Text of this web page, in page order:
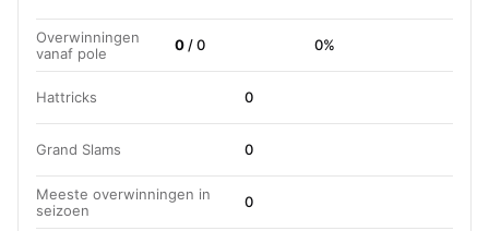
Overwinningen
vanaf pole
0 / 0 0%
Hattricks 0
Grand Slams 0
Meeste overwinningen in
seizoen
0